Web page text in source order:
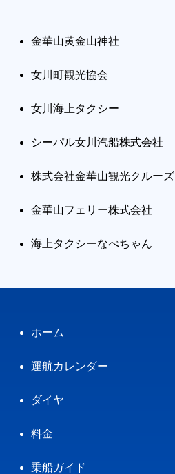
金華山黄金山神社
女川町観光協会
女川海上タクシー
シーパル女川汽船株式会社
株式会社金華山観光クルーズ
金華山フェリー株式会社
海上タクシーなべちゃん
ホーム
運航カレンダー
ダイヤ
料金
乗船ガイド